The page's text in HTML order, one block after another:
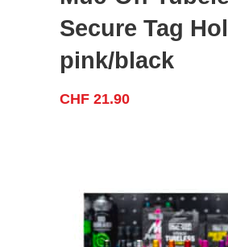
Secure Tag
pink/black
CHF 21.90